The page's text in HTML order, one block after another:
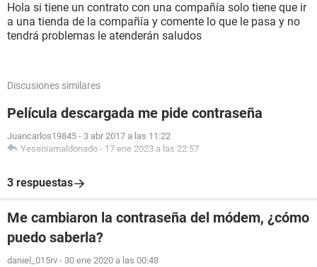
Hola si tiene un contrato con una compañía solo tiene que ir
a una tienda de la compañía y comente lo que le pasa y no
tendrá problemas le atenderán saludos
Discusiones similares
Película descargada me pide contraseña
Juancarlos19845 - 3 abr 2017 a las 11:22
Yeseniamaldonado - 17 ene 2023 a las 22:57
3 respuestas
Me cambiaron la contraseña del módem, ¿cómo
puedo saberla?
daniel_015rv - 30 ene 2020 a las 00:48